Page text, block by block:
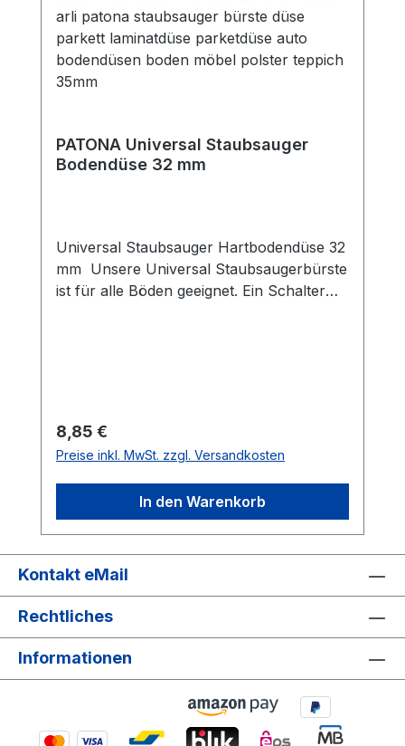
PATONA Universal Staubsauger
Bodendüse 32 mm
Universal Staubsauger Hartbodendüse 32
mm Unsere Universal Staubsaugerbürste
ist für alle Böden geeignet. Ein Schalter
alle Staubsauger mit einem Endrohr mit
32mm Anschluss.
Regulärer Preis:
8,85 €
Preise inkl. MwSt. zzgl. Versandkosten
In den Warenkorb
Kontakt eMail
Rechtliches
Informationen